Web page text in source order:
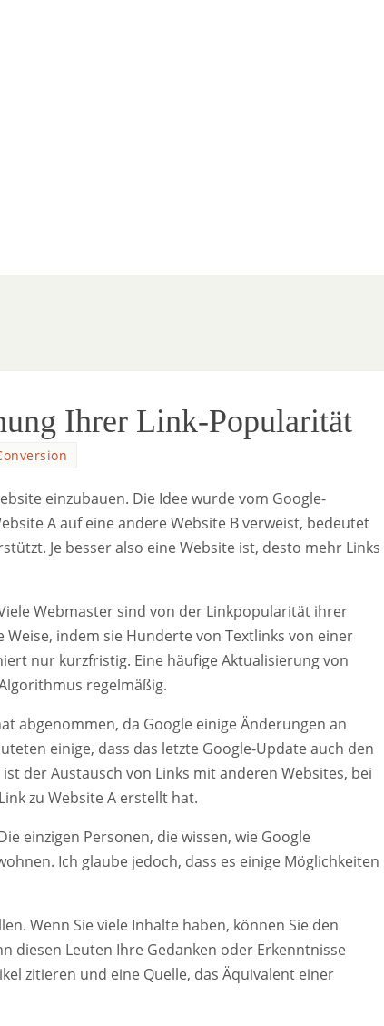
Ihrer Link-Popularität
einzubauen. Die Idee wurde vom Google-
A auf eine andere Website B verweist, bedeutet
Je besser also eine Website ist, desto mehr Links
Webmaster sind von der Linkpopularität ihrer
indem sie Hunderte von Textlinks von einer
nur kurzfristig. Eine häufige Aktualisierung von
regelmäßig.
abgenommen, da Google einige Änderungen an
einige, dass das letzte Google-Update auch den
der Austausch von Links mit anderen Websites, bei
zu Website A erstellt hat.
einzigen Personen, die wissen, wie Google
Ich glaube jedoch, dass es einige Möglichkeiten
Wenn Sie viele Inhalte haben, können Sie den
diesen Leuten Ihre Gedanken oder Erkenntnisse
zitieren und eine Quelle, das Äquivalent einer